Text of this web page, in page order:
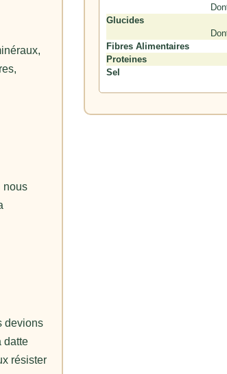
nous
devions
datte
résister
Glucides
Fibres Alimentaires
Proteines
Sel